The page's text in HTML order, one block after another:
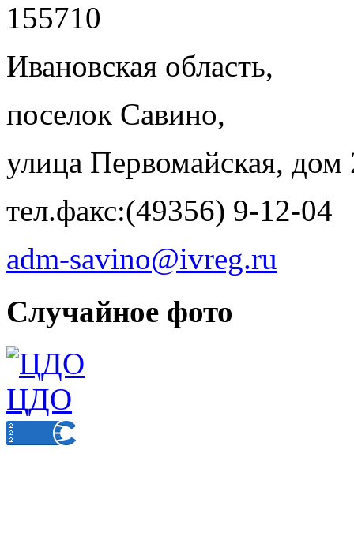
155710
Ивановская область,
поселок Савино,
улица Первомайская, дом
тел.факс:(49356) 9-12-04
adm-savino@ivreg.ru
Случайное фото
ЦДО